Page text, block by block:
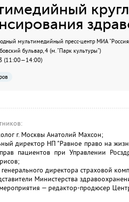
мультимедийный пресс-центр МИА "Россия
бульвар, 4 (м. "Парк культуры")
(11:00—14:00)
г. Москвы Анатолий Махсон;
директор НП "Равное право на
пациентов при Управлении
генерального директора страховой
Министерства
— редактор-продюсер